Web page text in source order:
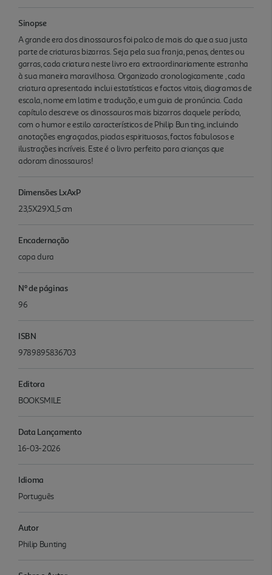
Sinopse
A grande era dos dinossauros foi palco de mais do que a sua justa
parte de criaturas bizarras. Seja pela sua franja, penas, dentes ou
garras, cada criatura neste livro era extraordinariamente estranha
à sua maneira maravilhosa. Organizado cronologicamente , cada
criatura apresentada inclui estatísticas e factos vitais, diagramas de
escala, nome em latim e tradução, e um guia de pronúncia. Cada
capítulo descreve os dinossauros mais bizarros daquele período,
com o humor e estilo característicos de Philip Bun ting, incluindo
anotações engraçadas, piadas espirituosas, factos fabulosos e
ilustrações incríveis. Este é o livro perfeito para crianças que
adoram dinossauros!
Dimensões LxAxP
23,5X29X1,5 cm
Encadernação
capa dura
Nº de páginas
96
ISBN
9789895836703
Editora
BOOKSMILE
Data Lançamento
16-03-2026
Idioma
Português
Autor
Philip Bunting